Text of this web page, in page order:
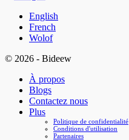
English
French
Wolof
© 2026 - Bideew
À propos
Blogs
Contactez nous
Plus
Politique de confidentialité
Conditions d'utilisation
Partenaires